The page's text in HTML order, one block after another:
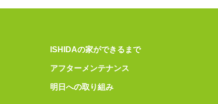
ISHIDAの家ができるまで
アフターメンテナンス
明日への取り組み